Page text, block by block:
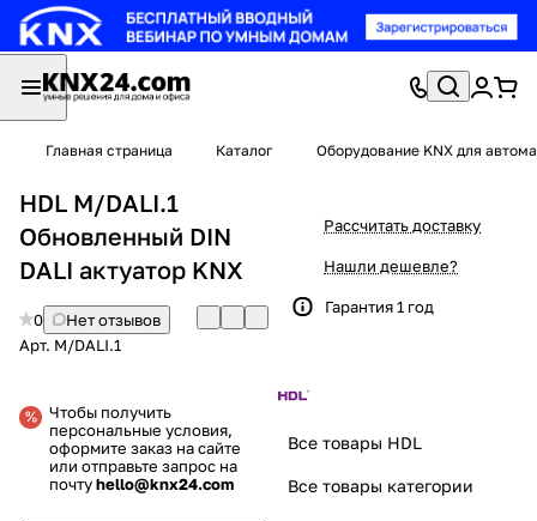
Главная страница Каталог Оборудование KNX для
HDL M/DALI.1
Обновленный DIN
DALI актуатор KNX
0
Нет отзывов
Арт. M/DALI.1
Чтобы получить
персональные условия,
оформите заказ на сайте
или отправьте запрос на
почтуhello@knx24.com
Рассчитать доставку
Нашли дешевле?
Гарантия 1 год
Все товары HDL
Все товары категории